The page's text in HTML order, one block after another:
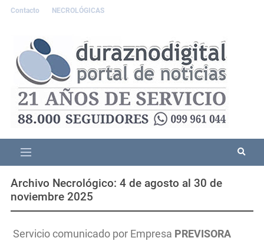
Contacto NECROLÓGICAS
Archivo Necrológico: 4 de agosto al 30 de
noviembre 2025
Servicio comunicado por Empresa PREVISORA